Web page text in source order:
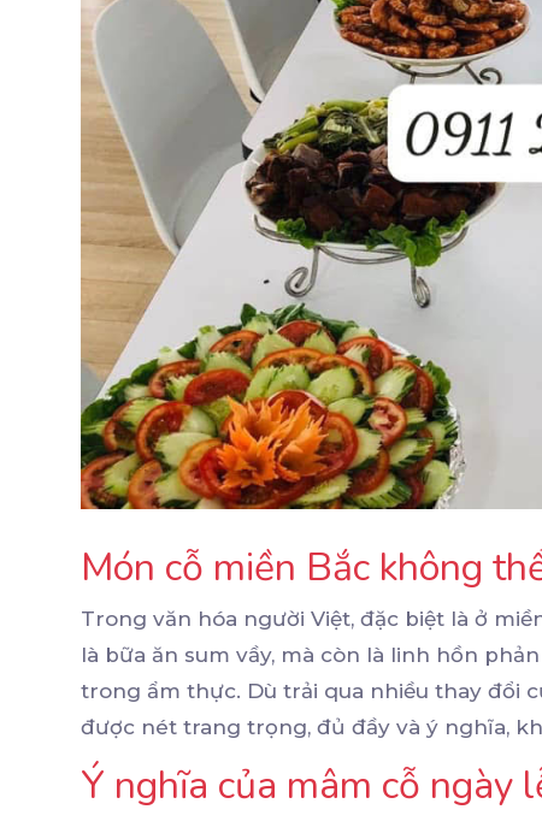
Món cỗ miền Bắc không
Trong văn hóa người Việt, đặc biệt là ở
là bữa ăn sum vầy, mà còn là linh hồn
trong ẩm thực. Dù trải qua nhiều thay đổi
được nét trang trọng, đủ đầy và ý nghĩa,
Ý nghĩa của mâm cỗ ngày